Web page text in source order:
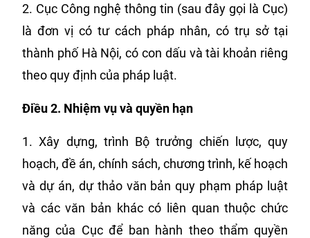
2. Cục Công nghệ thông tin (sau đây gọi là Cục)
là đơn vị có tư cách pháp nhân, có trụ sở tại
thành phố Hà Nội, có con dấu và tài khoản riêng
theo quy định của pháp luật.
Điều 2. Nhiệm vụ và quyền hạn
1. Xây dựng, trình Bộ trưởng chiến lược, quy
hoạch, đề án, chính sách, chương trình, kế hoạch
và dự án, dự thảo văn bản quy phạm pháp luật
và các văn bản khác có liên quan thuộc chức
năng của Cục để ban hành theo thẩm quyền